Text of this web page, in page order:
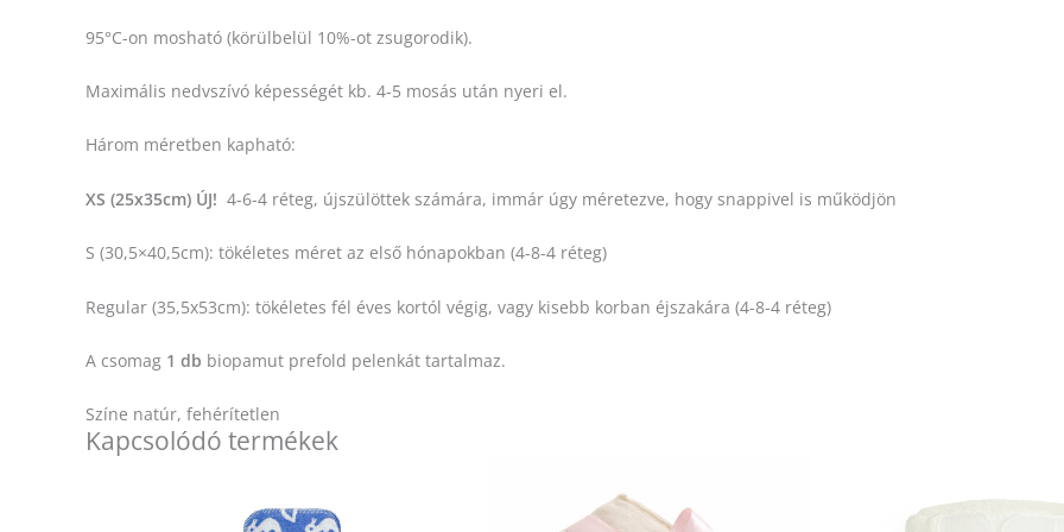
95°C-on mosható (körülbelül 10%-ot zsugorodik).
Maximális nedvszívó képességét kb. 4-5 mosás után nyeri el.
Három méretben kapható:
XS (25x35cm) ÚJ! 4-6-4 réteg, újszülöttek számára, immár úgy méretezve, hogy snappivel is működjön
S (30,5×40,5cm): tökéletes méret az első hónapokban (4-8-4 réteg)
Regular (35,5x53cm): tökéletes fél éves kortól végig, vagy kisebb korban éjszakára (4-8-4 réteg)
A csomag 1 db biopamut prefold pelenkát tartalmaz.
Színe natúr, fehérítetlen
Kapcsolódó termékek